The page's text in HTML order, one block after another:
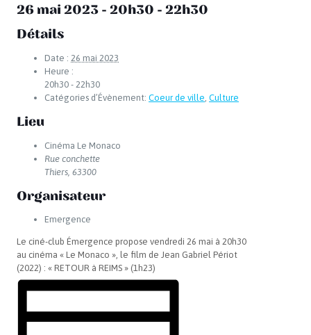
26 mai 2023 - 20h30 - 22h30
Détails
Date : 26 mai 2023
Heure :
20h30 - 22h30
Catégories d’Évènement: Coeur de ville Culture
Lieu
Cinéma Le Monaco
Rue conchette
Thiers 63300
Organisateur
Emergence
Le ciné-club Émergence propose vendredi 26 mai à 20h30
au cinéma « Le Monaco », le film de Jean Gabriel Périot
(2022) : « RETOUR à REIMS » (1h23)